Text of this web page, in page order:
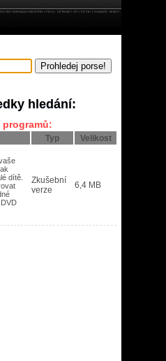
hledání:
Typ
Velikost
dítě.
Zkušební
verze
6,4 MB